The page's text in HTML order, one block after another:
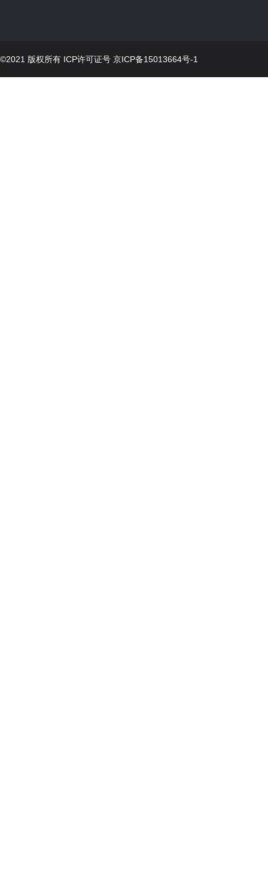
©2021 版权所有 ICP许可证号 京ICP备15013664号-1